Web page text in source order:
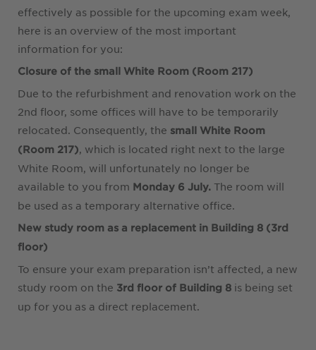
effectively as possible for the upcoming exam week,
here is an overview of the most important
information for you:
Closure of the small White Room (Room 217)
Due to the refurbishment and renovation work on the
2nd floor, some offices will have to be temporarily
relocated. Consequently, the small White Room
(Room 217), which is located right next to the large
White Room, will unfortunately no longer be
available to you from Monday 6 July. The room will
be used as a temporary alternative office.
New study room as a replacement in Building 8 (3rd
floor)
To ensure your exam preparation isn’t affected, a new
study room on the 3rd floor of Building 8 is being set
up for you as a direct replacement.